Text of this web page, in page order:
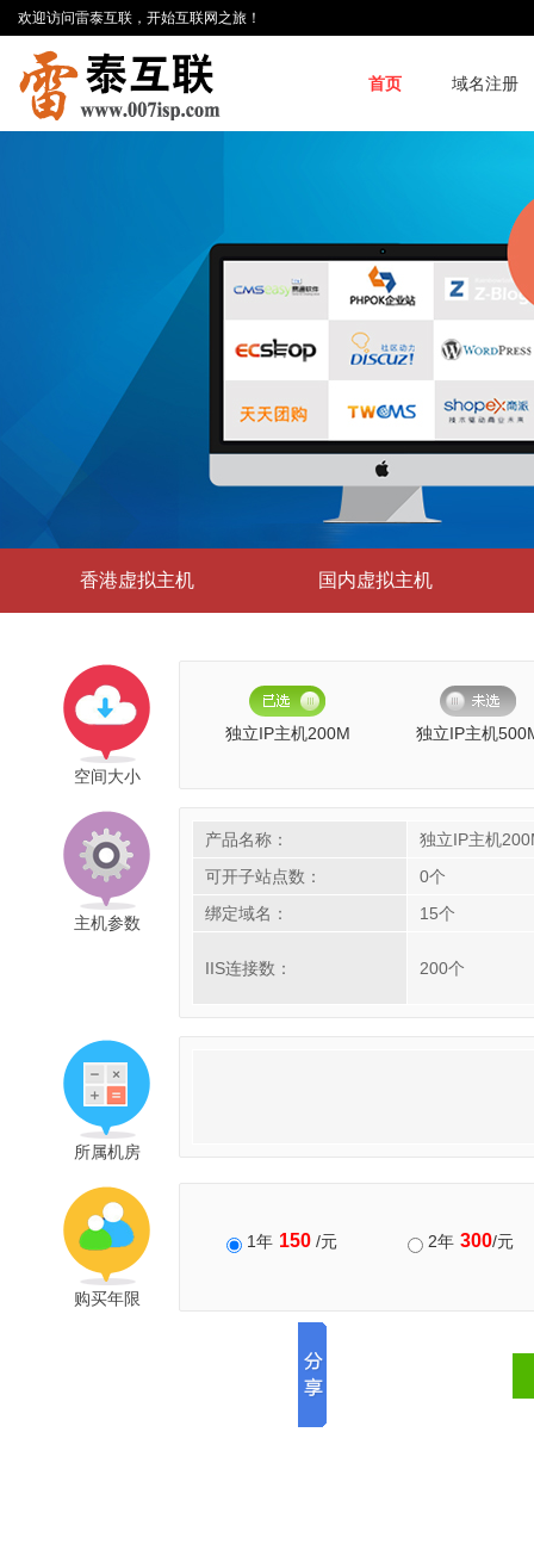
欢迎访问雷泰互联，开始互联网之旅！
首页 域名注册
香港虚拟主机 国内虚拟主机
空间大小
独立IP主机200M 独立IP主机
主机参数
产品名称：
独立IP主机
可开子站点数：
0个
绑定域名：
15个
IIS连接数： 200个
所属机房
购买年限
1年 150 /元 2年 300/元